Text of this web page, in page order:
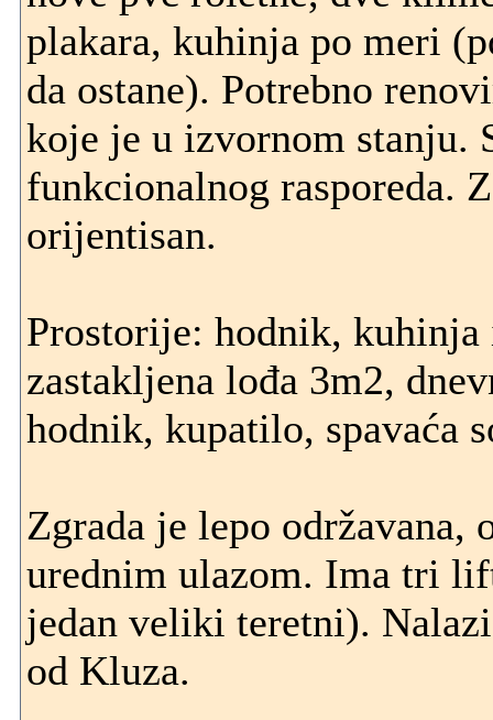
plakara, kuhinja po meri
da ostane). Potrebno
koje je u izvornom stanju.
funkcionalnog rasporeda.
orijentisan.
Prostorije: hodnik,
zastakljena lođa 3m2,
hodnik, kupatilo, spavaća
Zgrada je lepo održavana,
urednim ulazom. Ima tri
jedan veliki teretni).
od Kluza.